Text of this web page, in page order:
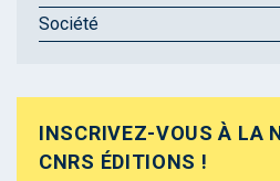
Société
INSCRIVEZ-VOUS À LA
CNRS ÉDITIONS !